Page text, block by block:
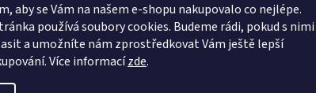
aby se Vám na našem e-shopu nakupovalo co nejlépe.
používá soubory cookies. Budeme rádi, pokud s nimi
a umožníte nám zprostředkovat Vám ještě lepší
Více informacízde.